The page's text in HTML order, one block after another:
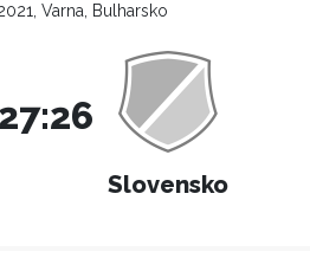
Varna, Bulharsko
27:26
Slovensko